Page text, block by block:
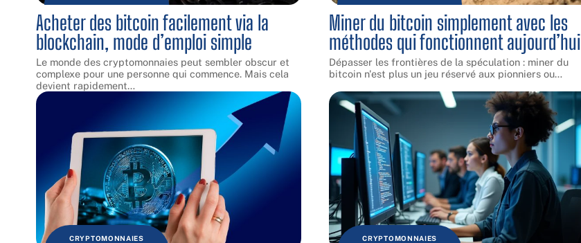
Acheter des bitcoin facilement via la
blockchain, mode d’emploi simple
Le monde des cryptomonnaies peut sembler obscur et
complexe pour une personne qui commence. Mais cela
devient rapidement…
Miner du bitcoin simplement avec les
méthodes qui fonctionnent aujourd’hui
Dépasser les frontières de la spéculation : miner du
bitcoin n'est plus un jeu réservé aux pionniers ou…
CRYPTOMONNAIES CRYPTOMONNAIES